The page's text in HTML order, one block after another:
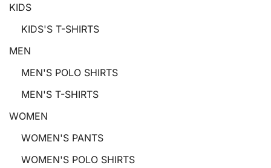
KIDS
KIDS'S T-SHIRTS
MEN
MEN'S POLO SHIRTS
MEN'S T-SHIRTS
WOMEN
WOMEN'S PANTS
WOMEN'S POLO SHIRTS